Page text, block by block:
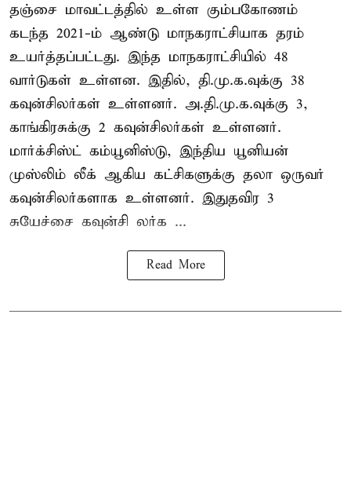
தஞ்சை மாவட்டத்தில் உள்ள கும்பகோணம்
கடந்த 2021-ம் ஆண்டு மாநகராட்சியாக தரம்
உயர்த்தப்பட்டது. இந்த மாநகராட்சியில் 48
வார்டுகள் உள்ளன. இதில், தி.மு.க.வுக்கு 38
கவுன்சிலர்கள் உள்ளனர். அ.தி.மு.க.வுக்கு 3,
காங்கிரசுக்கு 2 கவுன்சிலர்கள் உள்ளனர்.
மார்க்சிஸ்ட் கம்யூனிஸ்டு, இந்திய யூனியன்
முஸ்லிம் லீக் ஆகிய கட்சிகளுக்கு தலா ஒருவர்
கவுன்சிலர்களாக உள்ளனர். இதுதவிர 3
சுயேச்சை கவுன்சி லர்க ...
Read More